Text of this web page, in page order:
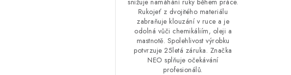
Rukojeť z dvojitého materiálu
zabraňuje klouzání v ruce a je
odolná vůči chemikáliím, oleji a
mastnotě. Spolehlivost výrobku
potvrzuje 25letá záruka. Značka
NEO splňuje očekávání
profesionálů.